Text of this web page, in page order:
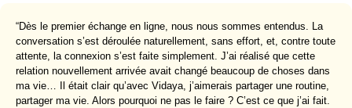
“Dès le premier échange en ligne, nous nous sommes entendus. La
conversation s’est déroulée naturellement, sans effort, et, contre toute
attente, la connexion s’est faite simplement. J’ai réalisé que cette
relation nouvellement arrivée avait changé beaucoup de choses dans
ma vie… Il était clair qu’avec Vidaya, j’aimerais partager une routine,
partager ma vie. Alors pourquoi ne pas le faire ? C’est ce que j’ai fait.